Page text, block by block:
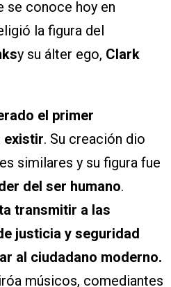
se conoce hoy en
la figura del
y su álter ego, Clark
el primer
existir. Su creación dio
similares y su figura fue
del ser humano.
transmitir a las
justicia y seguridad
al ciudadano moderno.
músicos, comediantes